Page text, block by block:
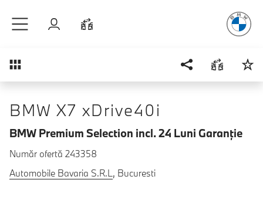
Autentificare
Prezentare generală
BMW X7 xDrive40i
BMW Premium Selection incl. 24 Luni Garanţie
Număr ofertă 243358
Automobile Bavaria S.R.L, Bucuresti